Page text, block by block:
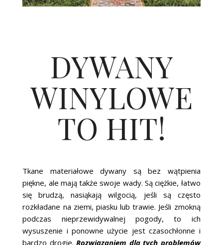
DYWANY
WINYLOWE
TO HIT!
Tkane materiałowe dywany są bez wątpienia
piękne, ale mają także swoje wady. Są ciężkie, łatwo
się brudzą, nasiąkają wilgocią, jeśli są często
rozkładane na ziemi, piasku lub trawie. Jeśli zmokną
podczas nieprzewidywalnej pogody, to ich
wysuszenie i ponowne użycie jest czasochłonne i
bardzo drogie.Rozwiązaniem dla tych problemów